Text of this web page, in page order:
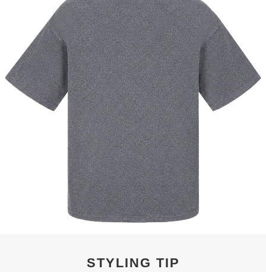
STYLING TIP